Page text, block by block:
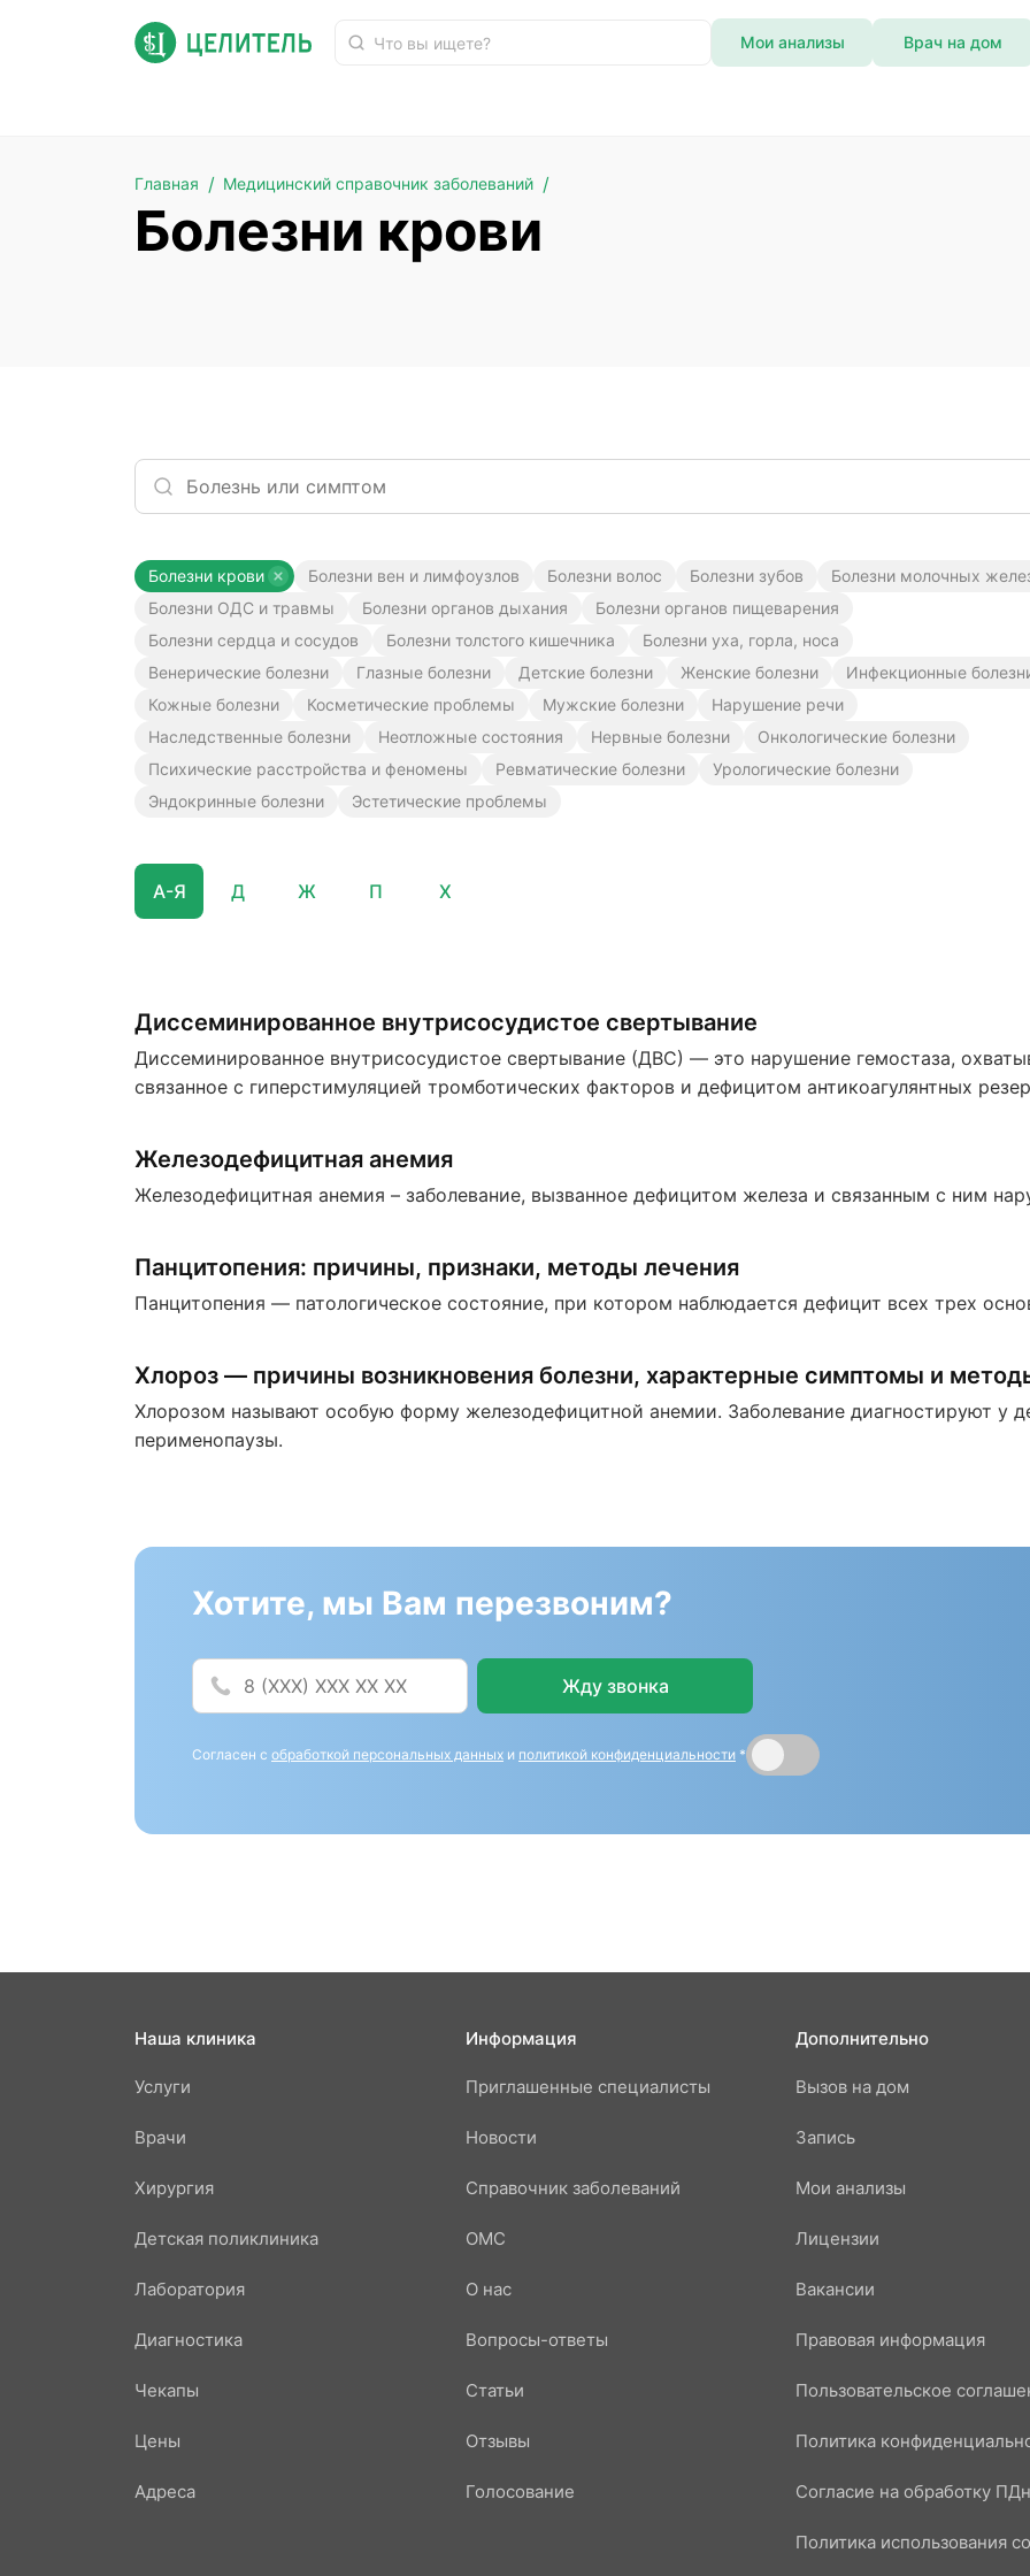
Мои анализы Врач на дом
Главная Медицинский справочник заболеваний
Болезни крови
Болезни вен и лимфоузлов Болезни волос Болезни зубов
Болезни крови
Болезни молочных
Болезни ОДС и травмы
Болезни органов дыхания
Болезни органов пищеварения
Болезни сердца и сосудов
Болезни толстого кишечника
Болезни уха, горла, носа
Венерические болезни
Глазные болезни Детские болезни Женские болезни
Инфекционные
Кожные болезни
Косметические проблемы Мужские болезни
Нарушение речи
Наследственные болезни
Неотложные состояния Нервные болезни
Онкологические болезни
Психические расстройства и феномены
Ревматические болезни
Урологические болезни
Эндокринные болезни
Эстетические проблемы
А-Я Д Ж П Х
Диссеминированное внутрисосудистое свертывание
Диссеминированное внутрисосудистое свертывание (ДВС) — это нарушение гемостаза,
связанное с гиперстимуляцией тромботических факторов и дефицитом антикоагулянтных
Железодефицитная анемия
Железодефицитная анемия – заболевание, вызванное дефицитом железа и связанным с ним
Панцитопения: причины, признаки, методы лечения
Панцитопения — патологическое состояние, при котором наблюдается дефицит всех трех
Хлороз — причины возникновения болезни, характерные симптомы и
Хлорозом называют особую форму железодефицитной анемии. Заболевание диагностируют у
перименопаузы.
Хотите, мы Вам перезвоним?
Жду звонка
Согласен с обработкой персональных данных и политикой конфиденциальности *
Наша клиника
Услуги
Врачи
Хирургия
Детская поликлиника
Лаборатория
Диагностика
Чекапы
Цены
Адреса
Информация
Приглашенные специалисты
Новости
Справочник заболеваний
ОМС
О нас
Вопросы-ответы
Статьи
Отзывы
Голосование
Дополнительно
Вызов на дом
Запись
Мои анализы
Лицензии
Вакансии
Правовая информация
Пользовательское
Политика
Согласие на обработку ПДн
Политика использования